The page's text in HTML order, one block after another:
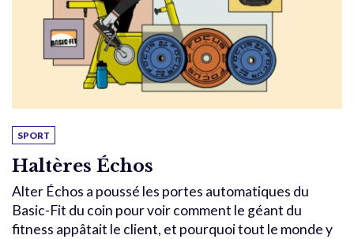
SPORT
Haltères Échos
Alter Échos a poussé les portes automatiques du
Basic-Fit du coin pour voir comment le géant du
fitness appâtait le client, et pourquoi tout le monde y